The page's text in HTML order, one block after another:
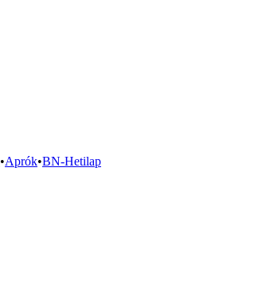
•Aprók•BN-Hetilap